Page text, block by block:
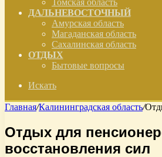
Томская область
ДАЛЬНЕВОСТОЧНЫЙ
Амурская область
Магаданская область
Сахалинская область
ОТДЫХ
Бытовые вопросы
Искать
Главная/Калининградская область/
Отдых для
восстановления сил